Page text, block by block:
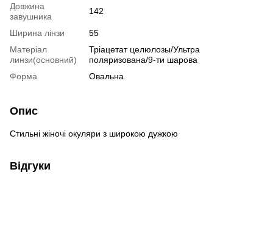
Довжина
завушника
142
Ширина лінзи
55
Матеріал
линзи(основний)
Тріацетат целюлозы/Ультра
поляризована/9-ти шарова
Форма
Овальна
Опис
Стильні жіночі окуляри з широкою дужкою
Відгуки